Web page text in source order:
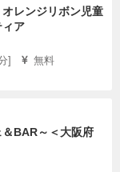
レンジリボン児童
ィア
]
無料
BAR～＜大阪府